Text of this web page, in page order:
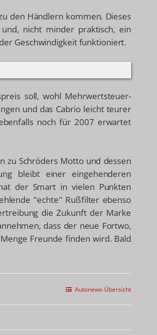
den Händlern kommen. Dieses
nicht minder praktisch, ein
Geschwindigkeit funktioniert.
soll, wohl Mehrwertsteuer-
und das Cabrio leicht teurer
noch für 2007 erwartet
zu Schröders Motto und dessen
bleibt einer eingehenderen
der Smart in vielen Punkten
"echte" Rußfilter ebenso
die Zukunft der Marke
dass der neue Fortwo,
Freunde finden wird. Bald
Autonews-Übersicht